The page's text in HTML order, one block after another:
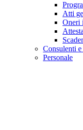
Atti
Oneri
Consulenti
Personale